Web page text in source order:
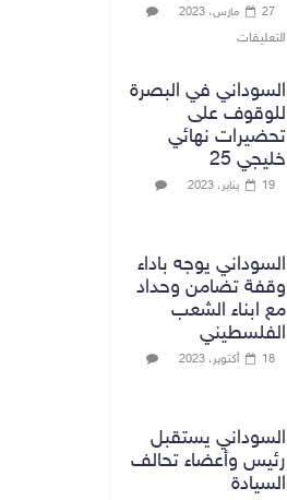
27 مارس، 2023
التعليقات
السوداني في البصرة
للوقوف على
تحضيرات نهائي
خليجي 25
19 يناير، 2023
السوداني يوجه باداء
وقفة تضامن وحداد
مع ابناء الشعب
الفلسطيني
18 أكتوبر، 2023
السوداني يستقبل
رئيس وأعضاء تحالف
السيادة